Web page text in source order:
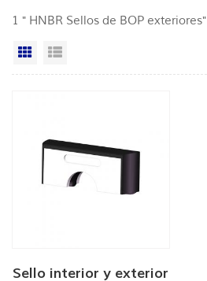
1 " HNBR Sellos de BOP exteriores"
Vista en cuadrícula
Sello interior y exterior